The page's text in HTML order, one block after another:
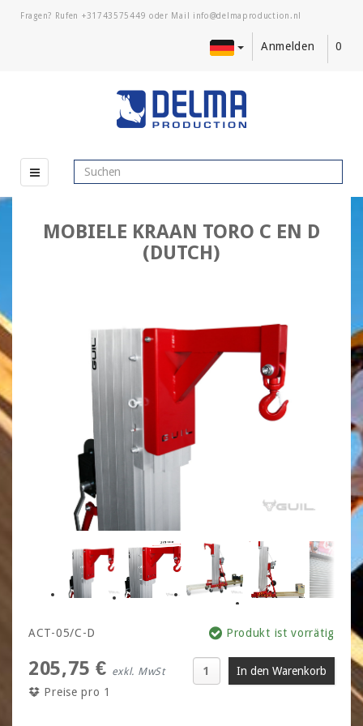
Fragen? Rufen +31743575449 oder Mail
Anmelden 0
MOBIELE KRAAN TORO C EN D
(DUTCH)
ACT-05/C-D Produkt ist vorrätig
205,75 € exkl. MwSt
Preise pro 1